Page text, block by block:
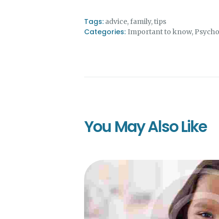
Tags: advice,family,tips
Categories: Important to know,
You May Also Like